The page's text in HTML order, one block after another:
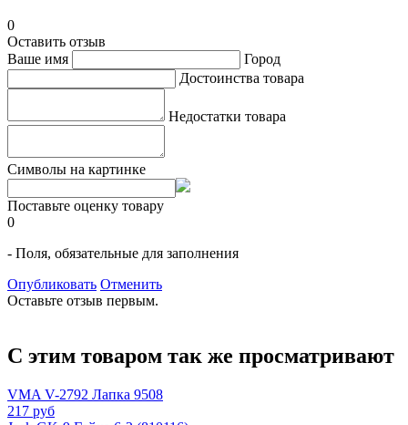
0
Оставить отзыв
Ваше имя
Город
Достоинства товара
Недостатки товара
Символы на картинке
Поставьте оценку товару
0
- Поля, обязательные для заполнения
Опубликовать Отменить
Оставьте отзыв первым.
С этим товаром так же просматривают
VMA V-2792 Лапка 9508
217 руб